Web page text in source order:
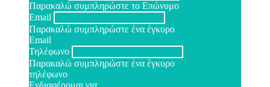
Παρακαλώ συμπληρώστε το Επώνυμο
Email
Παρακαλώ συμπληρώστε ένα έγκυρο
Email
Τηλέφωνο
Παρακαλώ συμπληρώστε ένα έγκυρο
τηλέφωνο